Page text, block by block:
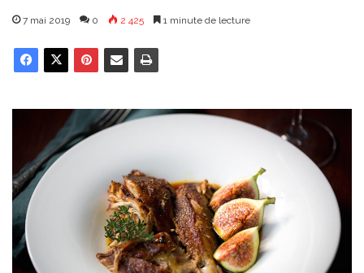
7 mai 2019 0 2 425 1 minute de lecture